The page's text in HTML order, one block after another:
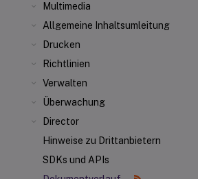
Multimedia
Allgemeine Inhaltsumleitung
Drucken
Richtlinien
Verwalten
Überwachung
Director
Hinweise zu Drittanbietern
SDKs und APIs